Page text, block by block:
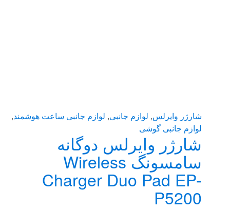
شارژر وایرلس, لوازم جانبی, لوازم جانبی ساعت هوشمند,
لوازم جانبی گوشی
شارژر وایرلس دوگانه
سامسونگ Wireless
Charger Duo Pad EP-
P5200